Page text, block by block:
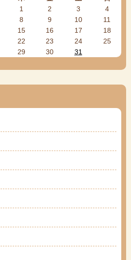
1
2 3
4
8 9 10
11
15 16 17
18
22 23 24
25
29 30 31